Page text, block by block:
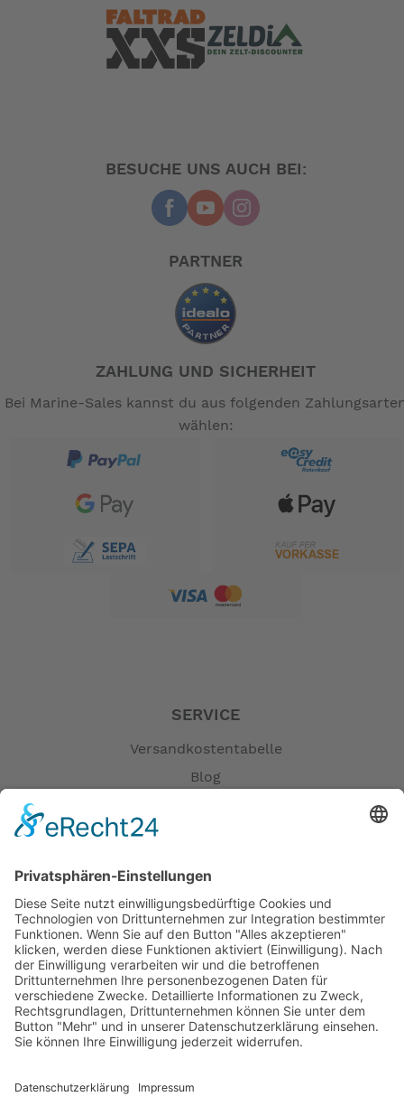
BESUCHE UNS AUCH BEI:
PARTNER
ZAHLUNG UND SICHERHEIT
Bei Marine-Sales kannst du aus folgenden
wählen:
SERVICE
Versandkostentabelle
Blog
Öffnungszeiten
Versandpartner
Verfügbarkeiten
Zahlung und Versand
Datenschutz
Fernabsatz
Widerrufsrecht bei Reparatur